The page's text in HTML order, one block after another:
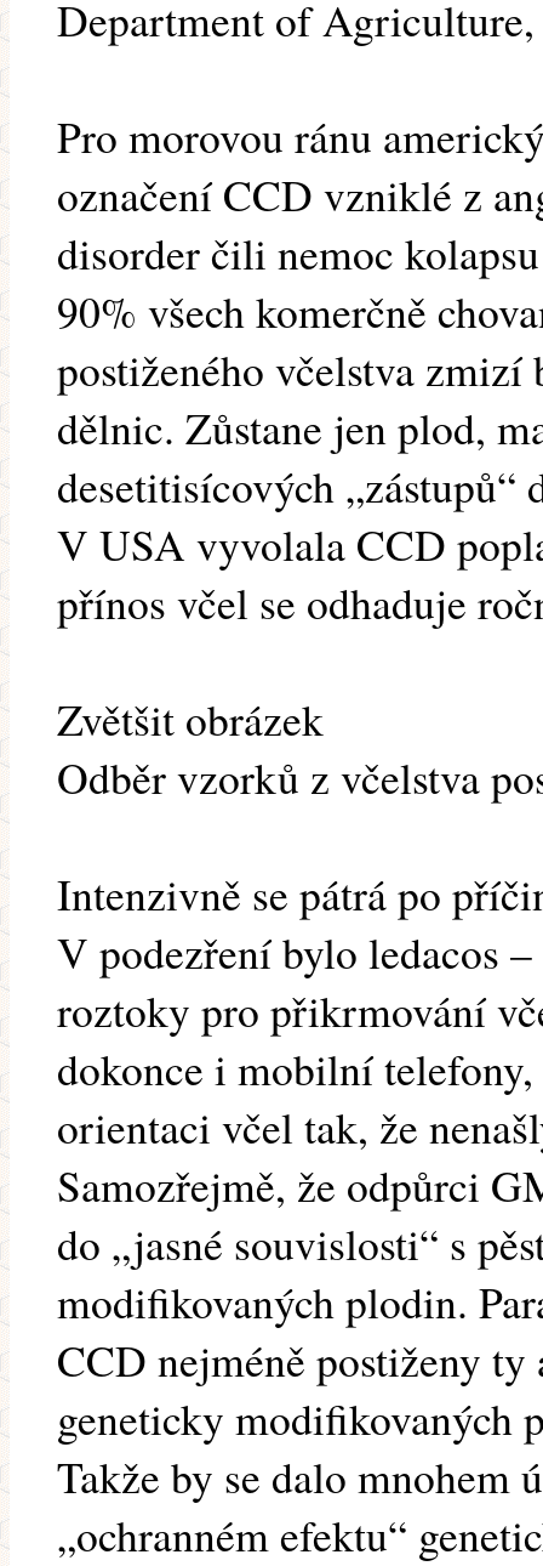
Department of
Pro morovou ránu
označení CCD vzniklé z
disorder čili nemoc
90% všech komerčně
postiženého včelstva
dělnic. Zůstane jen plod,
desetitisícových
V USA vyvolala CCD
přínos včel se odhaduje
Zvětšit obrázek
Odběr vzorků z včelstva
Intenzivně se pátrá po
V podezření bylo ledacos
roztoky pro přikrmování
dokonce i mobilní
orientaci včel tak, že
Samozřejmě, že odpůrci
do „jasné souvislosti“ s
modifikovaných plodin.
CCD nejméně postiženy
geneticky modifikovaných
Takže by se dalo mnohem
„ochranném efektu“